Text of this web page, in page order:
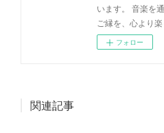
います。 音楽を
ご縁を、心より
フォロー
関連記事